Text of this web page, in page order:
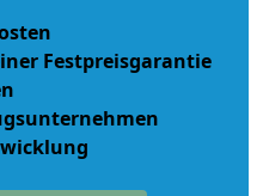
Festpreisgarantie